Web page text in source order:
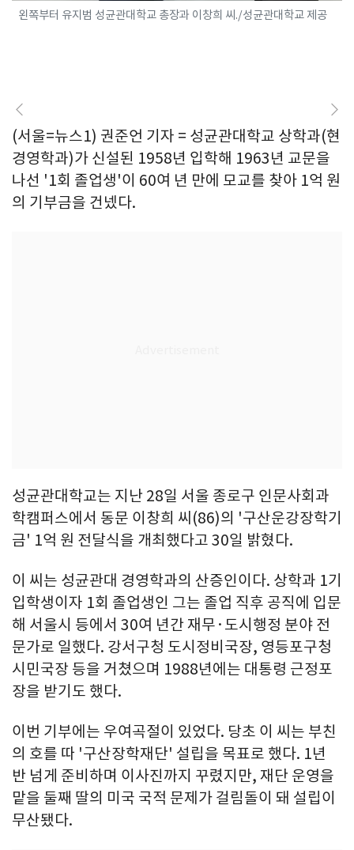
왼쪽부터 유지범 성균관대학교 총장과 이창희 씨./성균관대학교 제공
(서울=뉴스1) 권준언 기자 = 성균관대학교 상학과(현
경영학과)가 신설된 1958년 입학해 1963년 교문을
나선 '1회 졸업생'이 60여 년 만에 모교를 찾아 1억 원
의 기부금을 건넸다.
성균관대학교는 지난 28일 서울 종로구 인문사회과
학캠퍼스에서 동문 이창희 씨(86)의 '구산운강장학기
금' 1억 원 전달식을 개최했다고 30일 밝혔다.
이 씨는 성균관대 경영학과의 산증인이다. 상학과 1기
입학생이자 1회 졸업생인 그는 졸업 직후 공직에 입문
해 서울시 등에서 30여 년간 재무·도시행정 분야 전
문가로 일했다. 강서구청 도시정비국장, 영등포구청
시민국장 등을 거쳤으며 1988년에는 대통령 근정포
장을 받기도 했다.
이번 기부에는 우여곡절이 있었다. 당초 이 씨는 부친
의 호를 따 '구산장학재단' 설립을 목표로 했다. 1년
반 넘게 준비하며 이사진까지 꾸렸지만, 재단 운영을
맡을 둘째 딸의 미국 국적 문제가 걸림돌이 돼 설립이
무산됐다.